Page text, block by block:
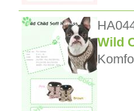
Wild